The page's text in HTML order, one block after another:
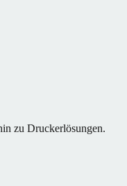
zu Druckerlösungen.